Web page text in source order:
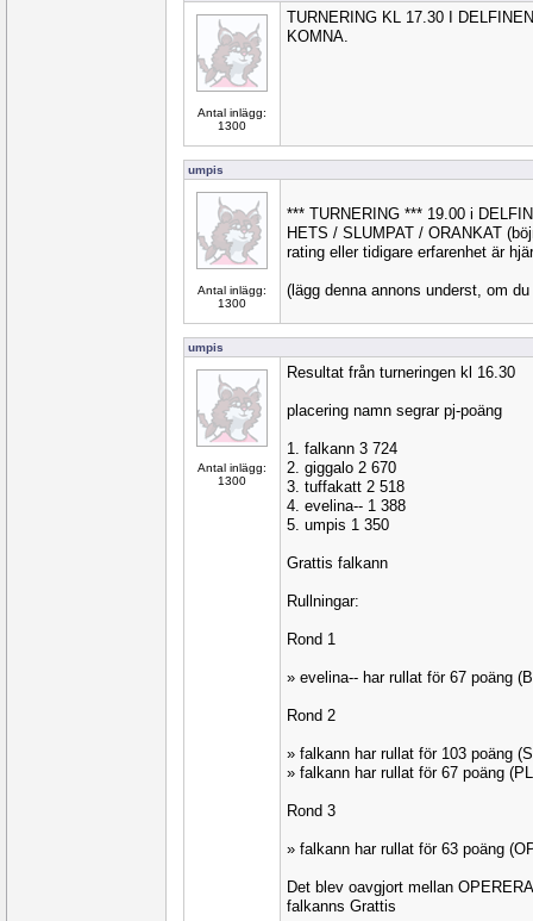
Antal inlägg:
1300
TURNERING KL 17.30 I
KOMNA.
umpis
Antal inlägg:
1300
*** TURNERING *** 19.00 i
HETS / SLUMPAT / ORANKAT
rating eller tidigare erfarenhet är
(lägg denna annons underst, om
umpis
Antal inlägg:
1300
Resultat från turneringen kl 16.30
placering namn segrar pj-poäng
1. falkann 3 724
2. giggalo 2 670
3. tuffakatt 2 518
4. evelina-- 1 388
5. umpis 1 350
Grattis falkann
Rullningar:
Rond 1
» evelina-- har rullat för 67 poäng
Rond 2
» falkann har rullat för 103 poäng
» falkann har rullat för 67 poäng
Rond 3
» falkann har rullat för 63 poäng
Det blev oavgjort mellan
falkanns Grattis